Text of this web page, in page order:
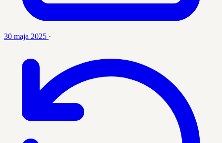
30 maja 2025 ·